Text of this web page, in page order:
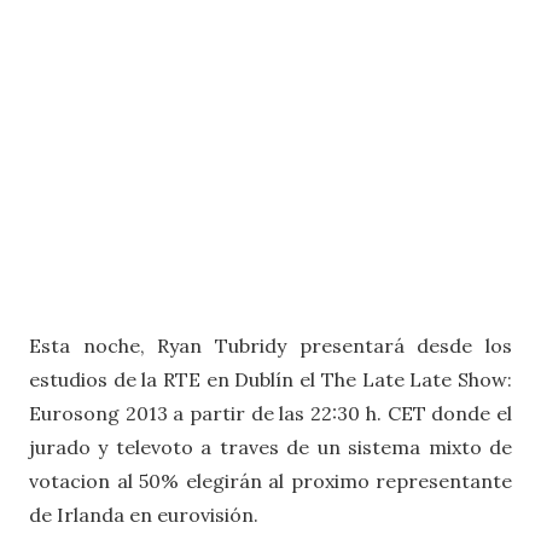
Esta noche, Ryan Tubridy presentará desde los
estudios de la RTE en Dublín el The Late Late Show:
Eurosong 2013 a partir de las 22:30 h. CET donde el
jurado y televoto a traves de un sistema mixto de
votacion al 50% elegirán al proximo representante
de Irlanda en eurovisión.